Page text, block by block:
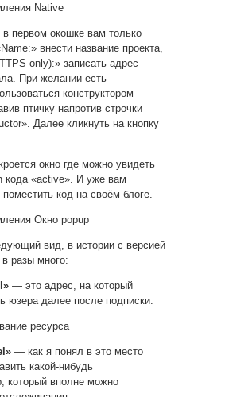
Native
первом окошке вам только
внести название проекта,
only):» записать адрес
При желании есть
конструктором
птичку напротив строчки
Далее кликнуть на кнопку
окно где можно увидеть
кода «active». И уже вам
поместить код на своём блоге.
Окно popup
вид, в истории с версией
разы много:
— это адрес, на который
юзера далее после подписки.
ресурса
— как я понял в это место
какой-нибудь
который вполне можно